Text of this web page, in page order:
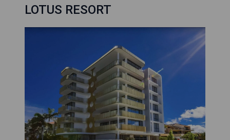
LOTUS RESORT